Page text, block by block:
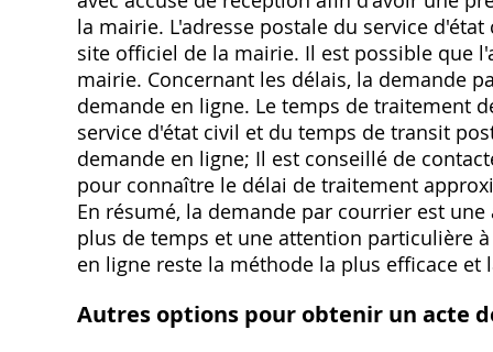
la mairie. L'adresse postale du service
site officiel de la mairie. Il est possible que
mairie. Concernant les délais, la demande
demande en ligne. Le temps de traitement
service d'état civil et du temps de transit
demande en ligne; Il est conseillé de
pour connaître le délai de traitement
En résumé, la demande par courrier est
plus de temps et une attention particulière
en ligne reste la méthode la plus efficace et
Autres options pour obtenir un acte